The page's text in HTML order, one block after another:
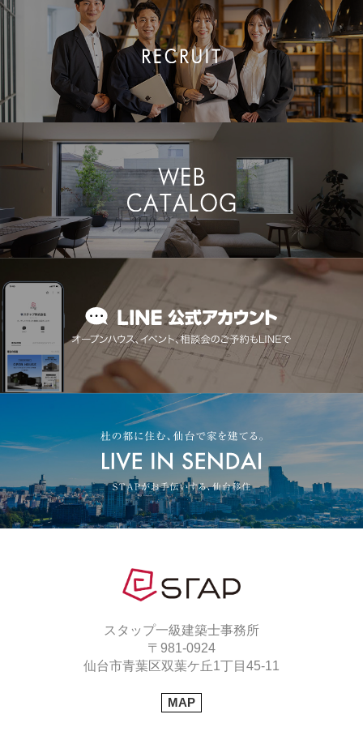
スタップ一級建築士事務所
〒981-0924
仙台市青葉区双葉ケ丘1丁目45-11
MAP